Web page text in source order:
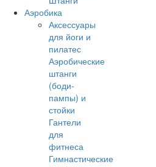
Аэробика
Аксессуары
для йоги и
пилатес
Аэробические
штанги
(боди-
пампы) и
стойки
Гантели
для
фитнеса
Гимнастические